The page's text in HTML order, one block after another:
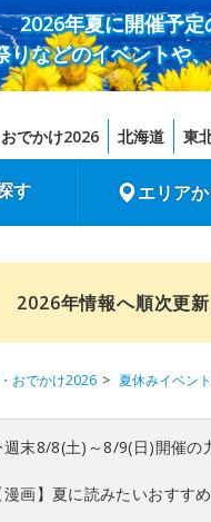
2026年夏に開催予
りなどのイベントや
でかけ2026 北海道 東
す エリア
2026年情報へ順次更
おでかけ2026 夏休みイベン
週末8/8(土)～8/9(日)開催の
漫画】夏に読みたいおすす